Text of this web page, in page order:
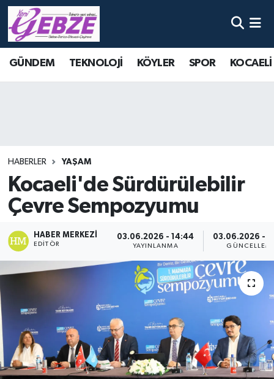
GÜNDEM TEKNOLOJİ KÖYLER SPOR
HABERLER YAŞAM
Kocaeli'de Sürdürülebilir
Çevre Sempozyumu
HABER MERKEZI
EDITÖR
03.06.2026 - 14:44
YAYINLANMA
03.06.2026 -
Nöbetçi Eczaneler
Tüm Manşetler
Son Dakika Haberleri
Haber Arşivi